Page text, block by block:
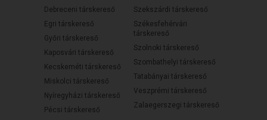
Debreceni társkereső
Egri társkereső
Győri társkereső
Kaposvári társkereső
Kecskeméti társkereső
Miskolci társkereső
Nyíregyházi társkereső
Pécsi társkereső
Szekszárdi társkereső
Székesfehérvári
társkereső
Szolnoki társkereső
Szombathelyi társkereső
Tatabányai társkereső
Veszprémi társkereső
Zalaegerszegi társkereső